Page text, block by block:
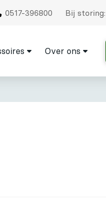
0517-396800 Bij
Over ons